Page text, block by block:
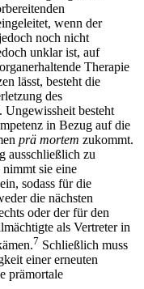
wenn der
noch nicht
unklar ist, auf
Therapie
lässt, besteht die
des
Ungewissheit besteht
in Bezug auf die
prä mortem zukommt.
ausschließlich zu
sie eine
sodass für die
die nächsten
oder der für den
als Vertreter in
7 Schließlich muss
einer erneuten
prämortale